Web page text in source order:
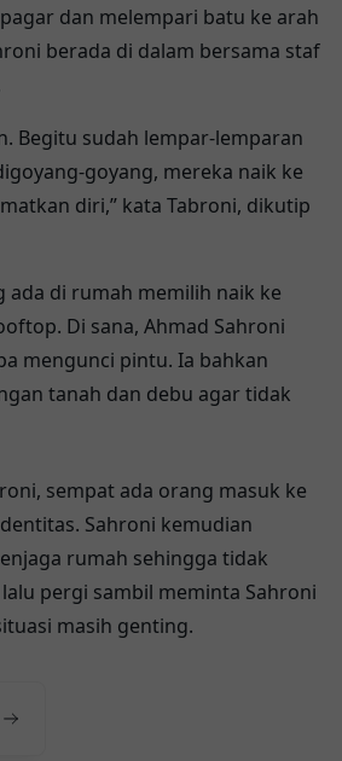
dan melempari batu ke arah
berada di dalam bersama staf
Begitu sudah lempar-lemparan
goyang, mereka naik ke
diri,” kata Tabroni, dikutip
ada di rumah memilih naik ke
Di sana, Ahmad Sahroni
mengunci pintu. Ia bahkan
tanah dan debu agar tidak
sempat ada orang masuk ke
Sahroni kemudian
rumah sehingga tidak
pergi sambil meminta Sahroni
masih genting.